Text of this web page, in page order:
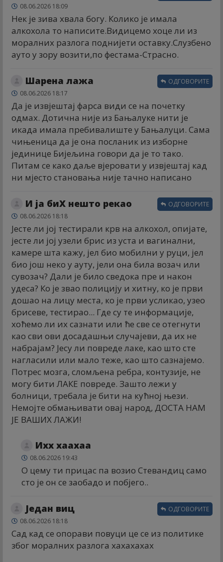
08.06.2026 18:09
Нек је зива хвала богу. Колико је имала
алкохола то написите.Видицемо хоце ли из
моралних разлога поднијети оставку.Слузбено
ауто у зору возити,по фестама-Страсно.
Шарена лажа
08.06.2026 18:17
Да је извјештај фарса види се на почетку
одмах. Дотична није из Бањалуке нити је
икада имала пребивалиште у Бањалуци. Сама
чињеница да је она посланик из изборне
јединице Бијељина говори да је то тако.
Питам се како даље вјеровати у извјештај кад
ни мјесто становања није тачно написано
ОДГОВОРИТЕ
И ја биХ нешто рекао
08.06.2026 18:18
Јесте ли јој тестирали крв на алкохол, опијате,
јесте ли јој узели брис из уста и вагинални,
камере шта кажу, јел био мобилни у руци, јел
био још неко у ауту, јели она била возач или
сувозач? Дали је било сведока пре и након
удеса? Ко је звао полицију и хитну, ко је први
дошао на лицу места, ко је први усликао, узео
брисеве, тестирао... Где су те информације,
хоћемо ли их сазнати или ће све се отегнути
као сви ови досадашњи случајеви, да их не
набрајам? Јесу ли повреде лаке, као што сте
нагласили или мало теже, као што сазнајемо.
Потрес мозга, сломљена ребра, контузије, не
могу бити ЛАКЕ повреде. Зашто лежи у
болници, требала је бити на кућној њези.
Немојте обмањивати овај народ, ДОСТА НАМ
ЈЕ ВАШИХ ЛАЖИ!
ОДГОВОРИТЕ
Ихх хаахаа
08.06.2026 19:43
О цему ти прицас па возио Стевандиц само
сто је он се заобадо и побјего..
Један виц
08.06.2026 18:18
Сад кад се опорави повуци це се из политике
због моралних разлога хахахахах
ОДГОВОРИТЕ